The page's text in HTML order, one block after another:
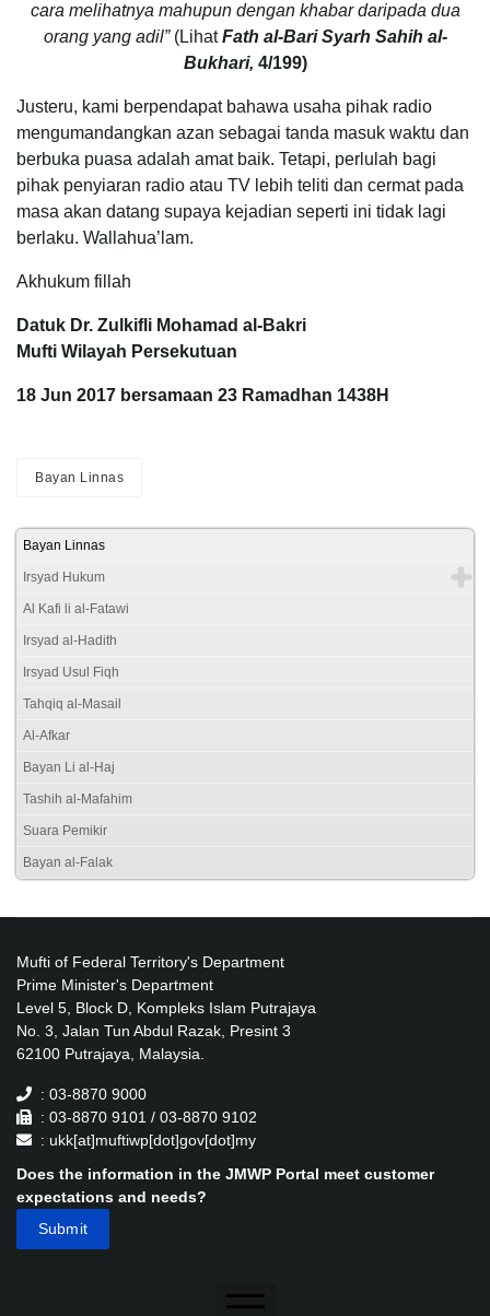
cara melihatnya mahupun dengan khabar daripada dua
orang yang adil”(LihatFath al-Bari Syarh Sahih al-
Bukhari, 4/199)
Justeru, kami berpendapat bahawa usaha pihak radio
mengumandangkan azan sebagai tanda masuk waktu dan
berbuka puasa adalah amat baik. Tetapi, perlulah bagi
pihak penyiaran radio atau TV lebih teliti dan cermat pada
masa akan datang supaya kejadian seperti ini tidak lagi
berlaku. Wallahua’lam.
Akhukum fillah
Datuk Dr. Zulkifli Mohamad al-Bakri
Mufti Wilayah Persekutuan
18 Jun 2017 bersamaan 23 Ramadhan 1438H
Bayan Linnas
Bayan Linnas
Irsyad Hukum
Al Kafi li al-Fatawi
Irsyad al-Hadith
Irsyad Usul Fiqh
Tahqiq al-Masail
Al-Afkar
Bayan Li al-Haj
Tashih al-Mafahim
Suara Pemikir
Bayan al-Falak
Mufti of Federal Territory's Department
Prime Minister's Department
Level 5, Block D, Kompleks Islam Putrajaya
No. 3, Jalan Tun Abdul Razak, Presint 3
62100 Putrajaya, Malaysia.
: 03-8870 9000
: 03-8870 9101 / 03-8870 9102
: ukk[at]muftiwp[dot]gov[dot]my
Does the information in the JMWP Portal meet customer
expectations and needs?